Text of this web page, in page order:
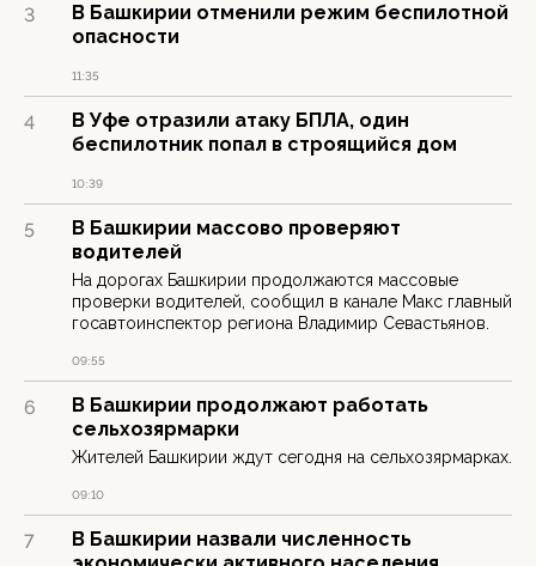
3
В Башкирии отменили режим беспилотной
опасности
11:35
4
В Уфе отразили атаку БПЛА, один
беспилотник попал в строящийся дом
10:39
5
В Башкирии массово проверяют
водителей
На дорогах Башкирии продолжаются массовые
проверки водителей, сообщил в канале Макс главный
госавтоинспектор региона Владимир Севастьянов.
09:55
6
В Башкирии продолжают работать
сельхозярмарки
Жителей Башкирии ждут сегодня на сельхозярмарках.
09:10
7
В Башкирии назвали численность